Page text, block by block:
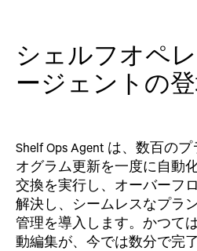
シェルフオペ
ージェントの
Shelf Ops Agent は、数百の
オグラム更新を一度に自動
交換を実行し、オーバーフ
解決し、シームレスなプラ
管理を導入します。かつて
動編集が、今では数分で完